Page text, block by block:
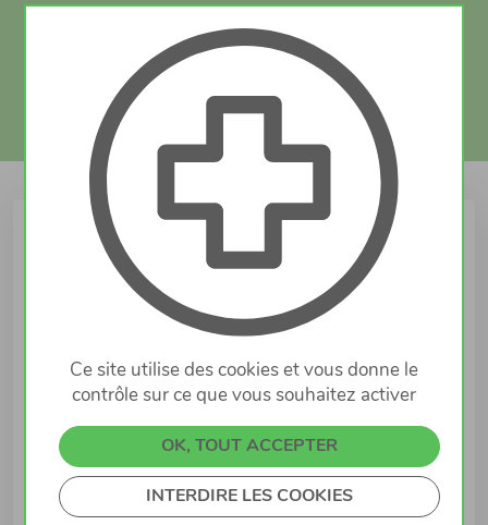
Test Covid
Actuellement fermé
12 Place du Marché
Horaires d'ouverture
Lundi: 08:00-12:30, 13:30-18:30
Mardi: 08:00-12:30, 13:30-18:30
Mercredi: 08:00-12:30, 13:30-18:30
Jeudi: 08:00-12:30, 13:30-18:30
Ce site utilise des cookies et vous donne le
contrôle sur ce que vous souhaitez activer
OK, TOUT ACCEPTER
INTERDIRE LES COOKIES